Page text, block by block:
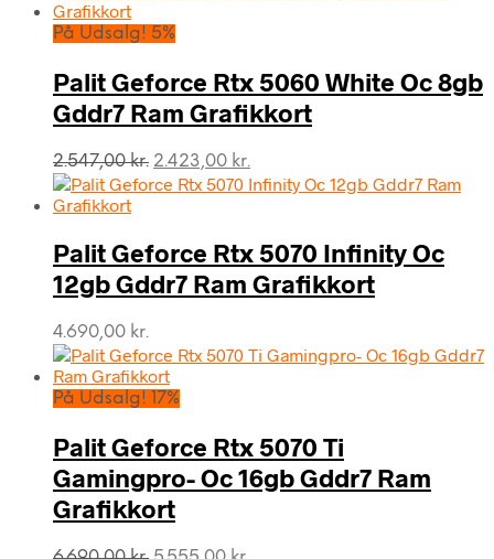
På Udsalg! 5%
Palit Geforce Rtx 5060 White Oc 8gb
Gddr7 Ram Grafikkort
2.547,00kr. Den
oprindelige
2.547,00 kr..
2.423,00 kr.
aktuelle
2.423,00 kr..
Palit Geforce Rtx 5070 Infinity Oc
12gb Gddr7 Ram Grafikkort
4.690,00 kr.
På Udsalg! 17%
Palit Geforce Rtx 5070 Ti
Gamingpro- Oc 16gb Gddr7 Ram
Grafikkort
Den